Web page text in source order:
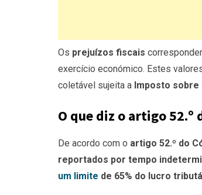
Os prejuízos fiscais
exercício económico. Estes
coletável sujeita a Imposto sobre
O que diz o artigo 52.º
De acordo com o artigo 52.º do
reportados por tempo
um limite de 65% do lucro